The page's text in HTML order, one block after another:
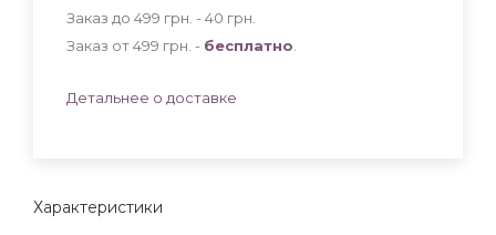
Характеристики
Заказ до 499 грн. - 40 грн
Заказ от 499 грн. - бесплатно
Детальнее о доставке